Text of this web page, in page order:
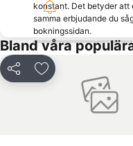
konstant. Det betyder
samma erbjudande du
bokningssidan.
Bland våra
Dela Lägg till i Mina